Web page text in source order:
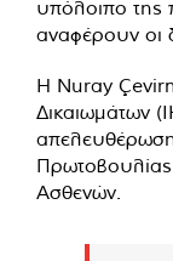
υπόλοιπο της
αναφέρουν οι
Η Nuray
Δικαιωμάτων
Ασθενών.